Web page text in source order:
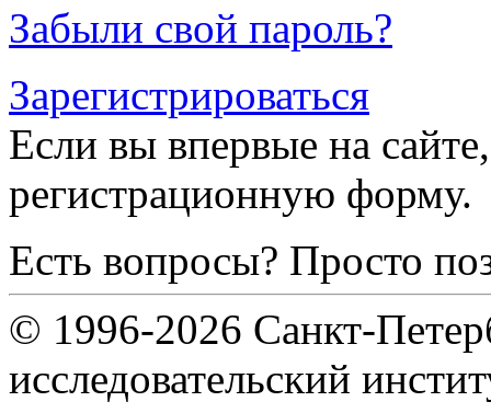
Забыли свой пароль?
Зарегистрироваться
Если вы впервые на
регистрационную форму.
Есть вопросы? Просто
© 1996-2026 Санкт-
исследовательский